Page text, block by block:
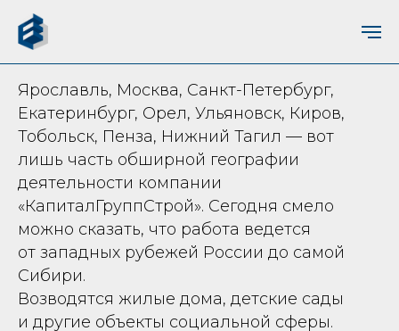
Ярославль, Москва, Санкт-Петербург,
Екатеринбург, Орел, Ульяновск, Киров,
Тобольск, Пенза, Нижний Тагил — вот
лишь часть обширной географии
деятельности компании
«КапиталГруппСтрой». Сегодня смело
можно сказать, что работа ведется
от западных рубежей России до самой
Сибири.
Возводятся жилые дома, детские сады
и другие объекты социальной сферы.